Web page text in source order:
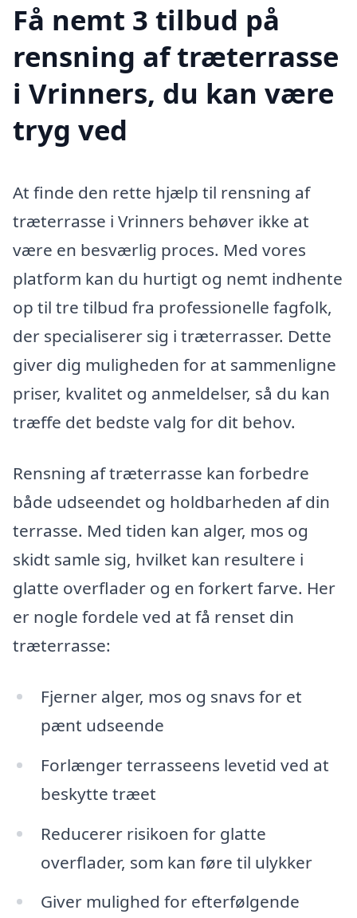
Få nemt 3 tilbud på
rensning af træterrasse
i Vrinners, du kan være
tryg ved
At finde den rette hjælp til rensning af
træterrasse i Vrinners behøver ikke at
være en besværlig proces. Med vores
platform kan du hurtigt og nemt indhente
op til tre tilbud fra professionelle fagfolk,
der specialiserer sig i træterrasser. Dette
giver dig muligheden for at sammenligne
priser, kvalitet og anmeldelser, så du kan
træffe det bedste valg for dit behov.
Rensning af træterrasse kan forbedre
både udseendet og holdbarheden af din
terrasse. Med tiden kan alger, mos og
skidt samle sig, hvilket kan resultere i
glatte overflader og en forkert farve. Her
er nogle fordele ved at få renset din
træterrasse:
Fjerner alger, mos og snavs for et
pænt udseende
Forlænger terrasseens levetid ved at
beskytte træet
Reducerer risikoen for glatte
overflader, som kan føre til ulykker
Giver mulighed for efterfølgende